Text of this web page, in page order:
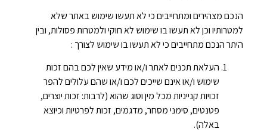
הנכם מצהירים ומתחייבים כי לא תעשו שימוש באתר שלא
למטרותיו וכן לא תעשו בו שימוש לא חוקי ולמטרות פסולות, ובין
היתר הנכם מתחייבים כי לא תעשו בו שימוש לצורך :
העלאת תכנים לאתר ו/או מידע שאין לכם בהם זכות
שימוש ו/או אינם שייכים לכם ו/או שהם עלולים להפר
זכויות קנייניות מכל מין וסוג שהוא (לרבות: זכות יוצרים,
פטנטים, סימני מסחר, מדגמים, זכות לפרטיות וכיוצא
באלה).